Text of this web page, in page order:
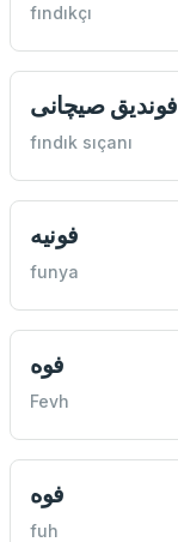
fındıkçı
فونديق صيچانی
fındık sıçanı
فونيه
funya
فوه
Fevh
فوه
fuh